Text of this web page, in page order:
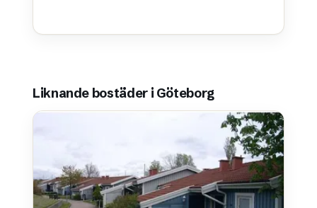
Liknande bostäder i Göteborg